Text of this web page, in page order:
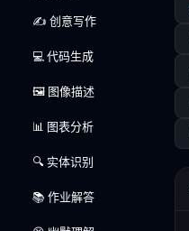
✍️ 创意写作
💻 代码生成
🖼️ 图像描述
📊 图表分析
🔍 实体识别
📚 作业解答